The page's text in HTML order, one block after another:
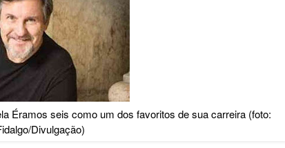
Éramos seis como um dos favoritos de sua carreira (foto:
Divulgação)